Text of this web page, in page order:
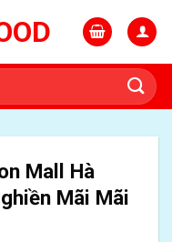
Mall Hà
Mãi Mãi